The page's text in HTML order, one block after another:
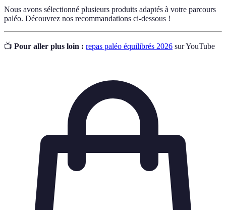
Nous avons sélectionné plusieurs produits adaptés à votre parcours
paléo. Découvrez nos recommandations ci-dessous !
📺 Pour aller plus loin : repas paléo équilibrés 2026 sur YouTube